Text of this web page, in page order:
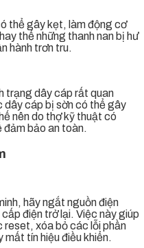
thể gây kẹt, làm động cơ
thế những thanh nan bị hư
hành trơn tru.
trạng dây cáp rất quan
dây cáp bị sờn có thể gây
nên do thợ kỹ thuật có
đảm bảo an toàn.
hãy ngắt nguồn điện
điện trở lại. Việc này giúp
reset, xóa bỏ các lỗi phần
tín hiệu điều khiển.